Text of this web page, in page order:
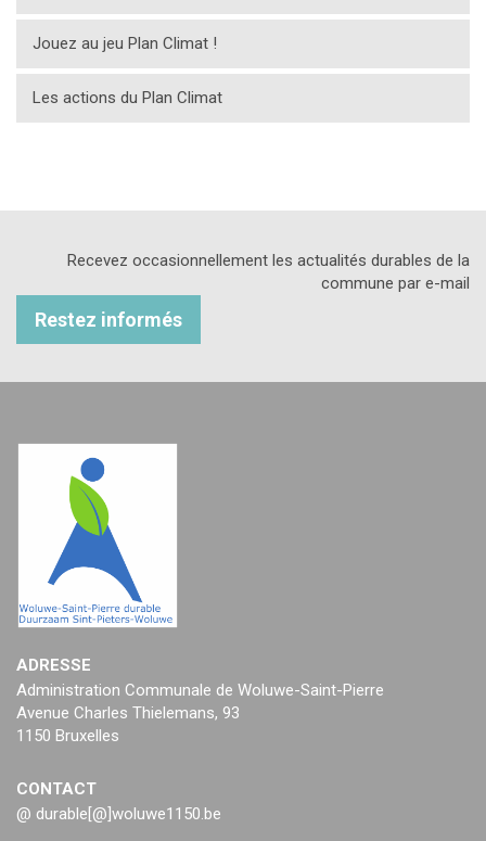
Jouez au jeu Plan Climat !
Les actions du Plan Climat
Recevez occasionnellement les actualités durables de la
commune par e-mail
Restez informés
ADRESSE
Administration Communale de Woluwe-Saint-Pierre
Avenue Charles Thielemans, 93
1150 Bruxelles
CONTACT
@ durable[@]woluwe1150.be